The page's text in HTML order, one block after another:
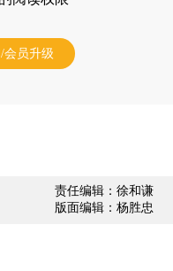
会员升级
责任编辑：徐和谦
版面编辑：杨胜忠